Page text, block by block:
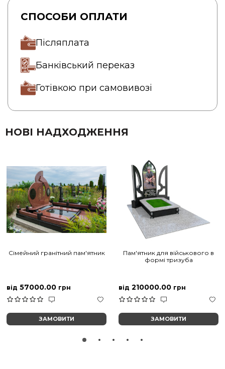
СПОСОБИ ОПЛАТИ
Післяплата
Банківський переказ
Готівкою при самовивозі
НОВІ НАДХОДЖЕННЯ
Сімейний гранітний пам'ятник
від 57000.00 грн
ЗАМОВИТИ
Пам'ятник для військового в
формі тризуба
від 210000.00 грн
ЗАМОВИТИ